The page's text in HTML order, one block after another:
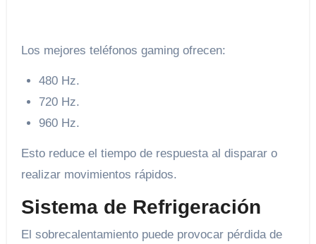
Los mejores teléfonos gaming ofrecen:
480 Hz.
720 Hz.
960 Hz.
Esto reduce el tiempo de respuesta al disparar o
realizar movimientos rápidos.
Sistema de Refrigeración
El sobrecalentamiento puede provocar pérdida de